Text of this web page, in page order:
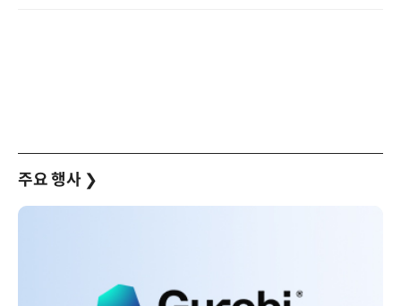
주요 행사 ❯